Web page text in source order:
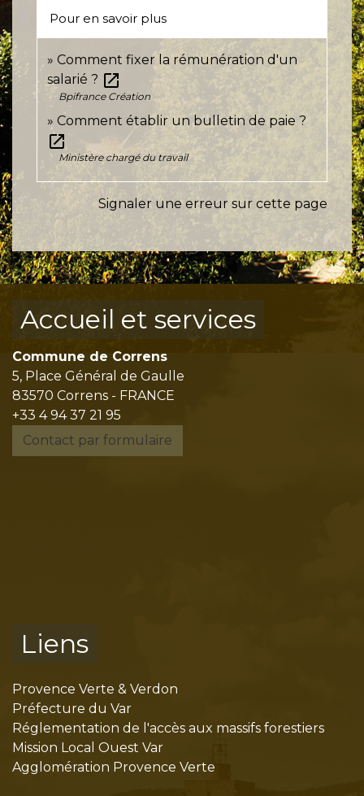
Pour en savoir plus
Comment fixer la rémunération d'un
salarié ? open_in_new
Bpifrance Création
Comment établir un bulletin de paie ?
open_in_new
Ministère chargé du travail
Signaler une erreur sur cette page
Accueil et services
Commune de Correns
5, Place Général de Gaulle
83570 Correns - FRANCE
+33 4 94 37 21 95
Contact par formulaire
Liens
Provence Verte & Verdon
Préfecture du Var
Réglementation de l'accès aux massifs forestiers
Mission Local Ouest Var
Agglomération Provence Verte